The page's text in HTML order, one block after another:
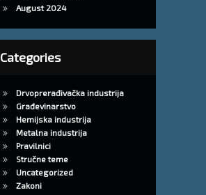
August 2024
Categories
Drvoprerađivačka industrija
Građevinarstvo
Hemijska industrija
Metalna industrija
Pravilnici
Stručne teme
Uncategorized
Zakoni